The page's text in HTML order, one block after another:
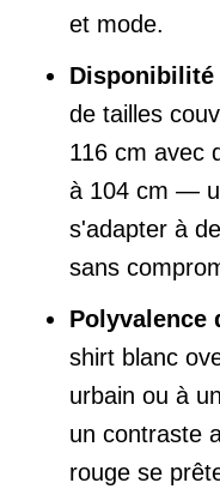
et mode.
Disponibilité
de tailles
116 cm avec
à 104 cm —
s'adapter à
sans
Polyvalence
shirt blanc
urbain ou à
un contraste
rouge se